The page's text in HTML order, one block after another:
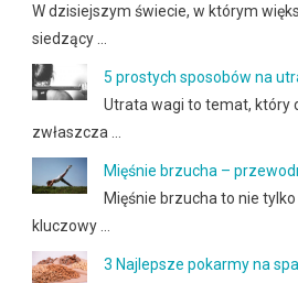
W dzisiejszym świecie, w którym
siedzący …
5 prostych sposobów na
Utrata wagi to temat, który
zwłaszcza …
Mięśnie brzucha –
Mięśnie brzucha to nie
kluczowy …
3 Najlepsze pokarmy na